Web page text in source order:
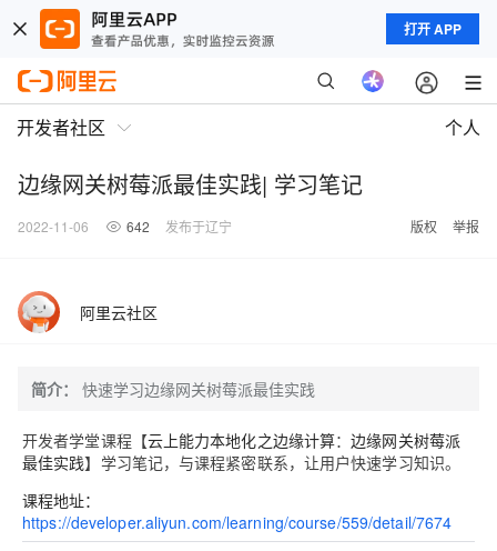
打开 APP
开发者社区 个人
边缘网关树莓派最佳实践| 学习笔记
2022-11-06 642 发布于辽宁 版权 举报
阿里云社区
简介： 快速学习边缘网关树莓派最佳实践
开发者学堂课程【云上能力本地化之边缘计算：边缘网关树莓派
最佳实践】学习笔记，与课程紧密联系，让用户快速学习知识。
课程地址：
https://developer.aliyun.com/learning/course/559/detail/7674